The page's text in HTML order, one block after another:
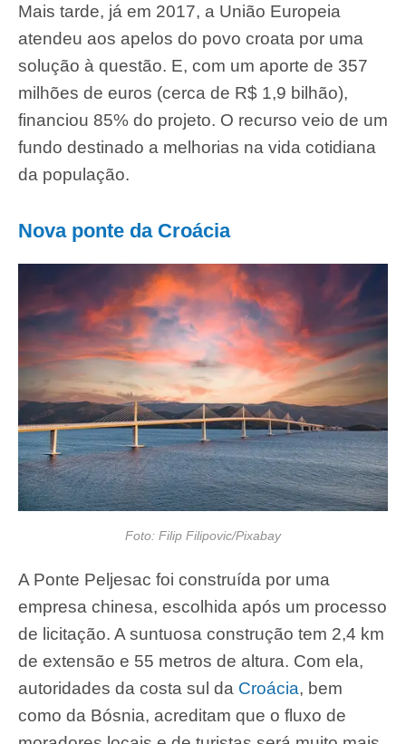
Mais tarde, já em 2017, a União Europeia
atendeu aos apelos do povo croata por uma
solução à questão. E, com um aporte de 357
milhões de euros (cerca de R$ 1,9 bilhão),
financiou 85% do projeto. O recurso veio de um
fundo destinado a melhorias na vida cotidiana
da população.
Nova ponte da Croácia
Foto: Filip Filipovic/Pixabay
A Ponte Peljesac foi construída por uma
empresa chinesa, escolhida após um processo
de licitação. A suntuosa construção tem 2,4 km
de extensão e 55 metros de altura. Com ela,
autoridades da costa sul da Croácia, bem
como da Bósnia, acreditam que o fluxo de